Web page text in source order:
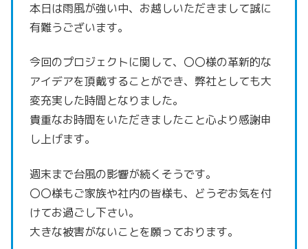
本日は雨風が強い中、お越しいただきまして誠に
有難うございます。
今回のプロジェクトに関して、〇〇様の革新的な
アイデアを頂戴することができ、 弊社としても大
変充実した時間となりました。
貴重なお時間をいただきましたこと心より感謝申
し上げます。
週末まで台風の影響が続くそうです。
〇〇様もご家族や社内の皆様も、どうぞお気を付
けてお過ごし下さい。
大きな被害がないことを願っております。